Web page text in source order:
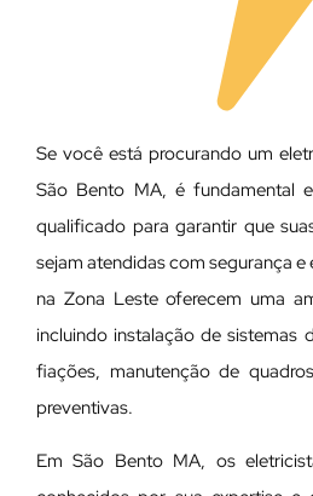
Se você está procurando um
São Bento MA, é fundamental
qualificado para garantir que
sejam atendidas com segurança
na Zona Leste oferecem uma
incluindo instalação de sistemas
fiações, manutenção de
preventivas.
Em São Bento MA, os